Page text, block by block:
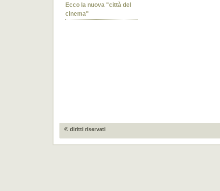
Ecco la nuova "città del
cinema"
© diritti riservati